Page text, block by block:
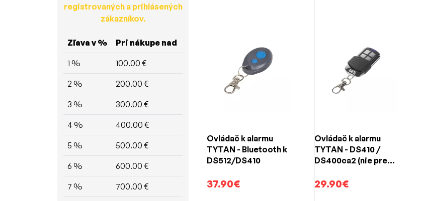
registrovaných a prihlásených
zákazníkov.
Zľava v % Pri nákupe nad
1 % 100.00 €
2 % 200.00 €
3 % 300.00 €
4 % 400.00 €
5 % 500.00 €
6 % 600.00 €
7 % 700.00 €
Ovládač k alarmu
TYTAN - Bluetooth k
DS512/DS410
37.90€
Ovládač k alarmu
TYTAN - DS410 /
DS400ca2 (nie pre
29.90€